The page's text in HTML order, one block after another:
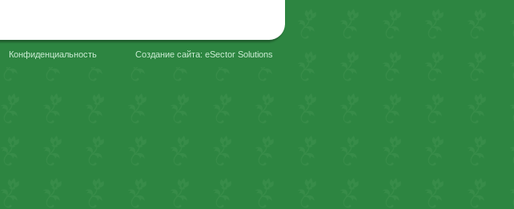
Конфиденциальность Создание сайта: eSector Solutions